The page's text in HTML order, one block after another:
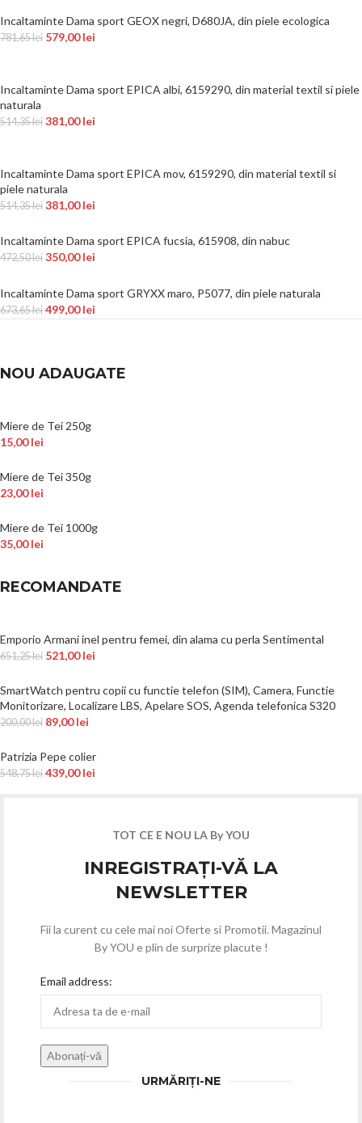
Incaltaminte Dama sport GEOX negri, D680JA, din piele ecologica
781,65lei 579,00lei
Incaltaminte Dama sport EPICA albi, 6159290, din material textil si piele
naturala
514,35lei 381,00lei
Incaltaminte Dama sport EPICA mov, 6159290, din material textil si
piele naturala
514,35lei 381,00lei
Incaltaminte Dama sport EPICA fucsia, 615908, din nabuc
472,50lei 350,00lei
Incaltaminte Dama sport GRYXX maro, P5077, din piele naturala
673,65lei 499,00lei
NOU ADAUGATE
Miere de Tei 250g
15,00lei
Miere de Tei 350g
23,00lei
Miere de Tei 1000g
35,00lei
RECOMANDATE
Emporio Armani inel pentru femei, din alama cu perla Sentimental
651,25lei 521,00lei
SmartWatch pentru copii cu functie telefon (SIM), Camera, Functie
Monitorizare, Localizare LBS, Apelare SOS, Agenda telefonica S320
200,00lei 89,00lei
Patrizia Pepe colier
548,75lei 439,00lei
TOT CE E NOU LA By YOU
INREGISTRAȚI-VĂ LA
NEWSLETTER
Fii la curent cu cele mai noi Oferte si Promotii. Magazinul
By YOU e plin de surprize placute !
Email address:
URMĂRIȚI-NE